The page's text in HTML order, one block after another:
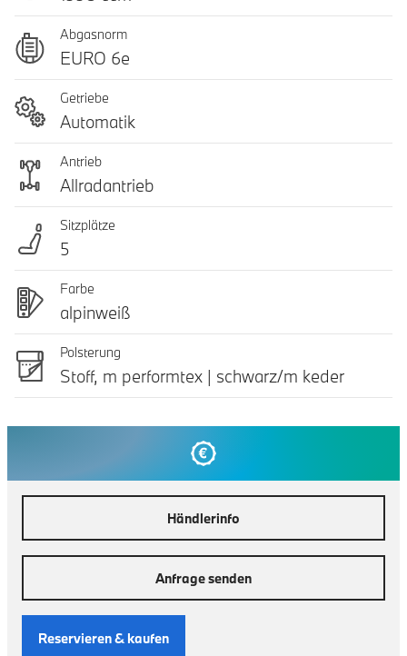
Abgasnorm
EURO 6e
Getriebe
Automatik
Antrieb
Allradantrieb
Sitzplätze
5
Farbe
alpinweiß
Polsterung
Stoff, m performtex | schwarz/m keder
Händlerinfo
Anfrage senden
Reservieren & kaufen